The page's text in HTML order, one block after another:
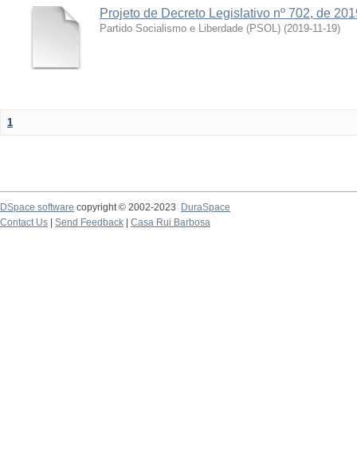
Projeto de Decreto Legislativo nº 702, de
Partido Socialismo e Liberdade (PSOL) (2019-11-19)
1
DSpace software copyright © 2002-2023
DuraSpace
Contact Us
Send Feedback Casa Rui Barbosa